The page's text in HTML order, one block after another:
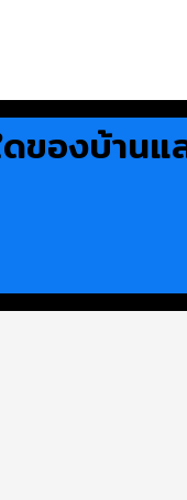
องบ้านแล